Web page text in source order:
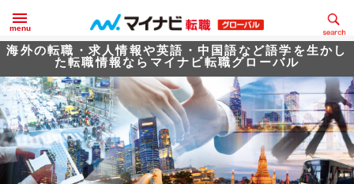
menu
海外の転職・求人情報や英語・中国語など語学を生かし
た転職情報ならマイナビ転職グローバル